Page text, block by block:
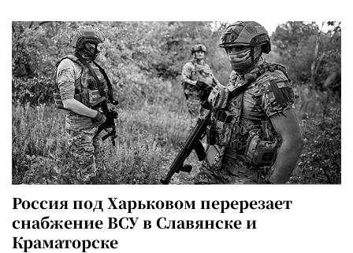
Россия под Харьковом перерезает
снабжение ВСУ в Славянске и
Краматорске